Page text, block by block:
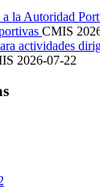
la Autoridad
CMIS
actividades
2026-07-22